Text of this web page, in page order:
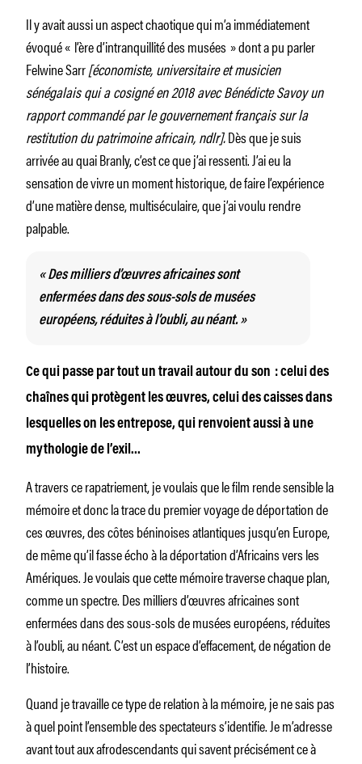
Il y avait aussi un aspect chaotique qui m’a immédiatement
évoqué « l’ère d’intranquillité des musées » dont a pu parler
Felwine Sarr[économiste, universitaire et musicien
sénégalais qui a cosigné en 2018 avec Bénédicte Savoy un
rapport commandé par le gouvernement français sur la
restitution du patrimoine africain, ndlr].Dès que je suis
arrivée au quai Branly, c’est ce que j’ai ressenti. J’ai eu la
sensation de vivre un moment historique, de faire l’expérience
d’une matière dense, multiséculaire, que j’ai voulu rendre
palpable.
« Des milliers d’œuvres africaines sont
enfermées dans des sous-sols de musées
européens, réduites à l’oubli, au néant. »
Ce qui passe par tout un travail autour du son : celui des
chaînes qui protègent les œuvres, celui des caisses dans
lesquelles on les entrepose, qui renvoient aussi à une
mythologie de l’exil…
A travers ce rapatriement, je voulais que le film rende sensible la
mémoire et donc la trace du premier voyage de déportation de
ces œuvres, des côtes béninoises atlantiques jusqu’en Europe,
de même qu’il fasse écho à la déportation d’Africains vers les
Amériques. Je voulais que cette mémoire traverse chaque plan,
comme un spectre. Des milliers d’œuvres africaines sont
enfermées dans des sous-sols de musées européens, réduites
à l’oubli, au néant. C’est un espace d’effacement, de négation de
l’histoire.
Quand je travaille ce type de relation à la mémoire, je ne sais pas
à quel point l’ensemble des spectateurs s’identifie. Je m’adresse
avant tout aux afrodescendants qui savent précisément ce à